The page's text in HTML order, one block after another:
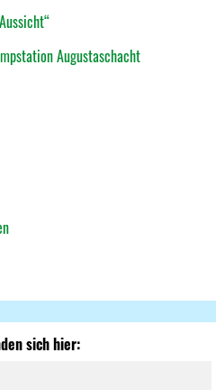
Augustaschacht
sich hier: